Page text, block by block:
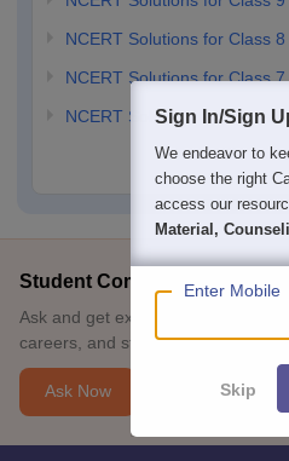
NCERT Solutions for Class 8
NCERT Solutions for Class 7
NCERT Solutions for Class 6
Student Community: Where
Ask and get expert answers on
careers, and study options.
Ask Now
Sign In/Sign
We endeavor to
choose the right
access our
Material,
Enter Mobile
Skip